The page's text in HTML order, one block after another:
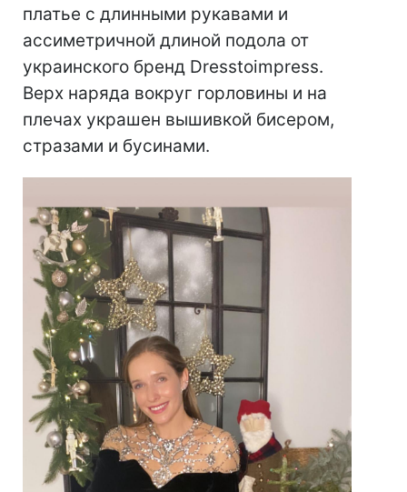
платье с длинными рукавами и
ассиметричной длиной подола от
украинского бренд Dresstoimpress.
Верх наряда вокруг горловины и на
плечах украшен вышивкой бисером,
стразами и бусинами.